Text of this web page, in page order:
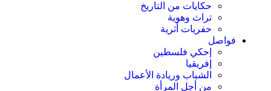
حكايات من التاريخ
تراث وهوية
حفريات أثرية
فواصل
إحكي فلسطين
إفريقيا
الشباب وريادة الأعمال
من أجل المرأة